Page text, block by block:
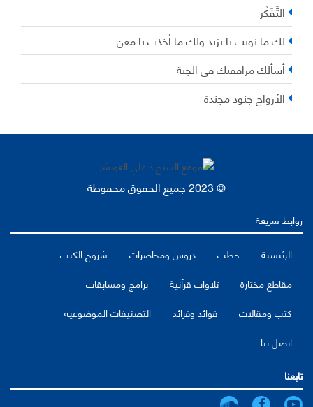
التَّفَكُر
لك ما نويت يا يزيد ولك ما أخذت يا معن
أسألك مرافقتك في الجنة
الأرواح جنود مجندة
© 2023 جميع الحقوق محفوظة
روابط سريعة
الرئيسية
خطب دروس ومحاضرات
شروح الكتب
مقاطع مختارة
تلاوات قرآنية
برامج ومسابقات
كتب ومقالات
فوائد وفرائد
التصنيفات الموضوعية
اتصل بنا
تابعنا